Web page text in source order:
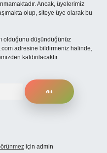
Ancak, üyelerimiz
olup, siteye üye olarak bu
olduğunu düşündüğünüz
adresine bildirmeniz halinde,
kaldırılacaktır.
için admin